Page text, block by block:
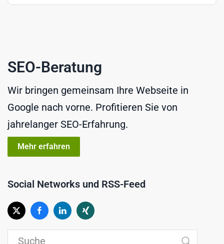
SEO-Beratung
Wir bringen gemeinsam Ihre Webseite in
Google nach vorne. Profitieren Sie von
jahrelanger SEO-Erfahrung.
Mehr erfahren
Social Networks und RSS-Feed